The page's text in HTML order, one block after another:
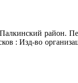
район.
: Изд-во